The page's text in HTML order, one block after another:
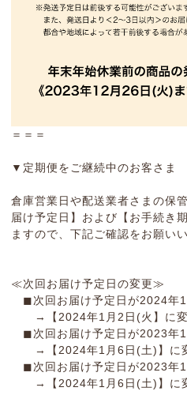
＝＝＝
▼定期便をご継続中のお客さま
倉庫営業日や配送業者さまの保
届け予定日】および【お手続き
ますので、下記ご確認をお願い
≪次回お届け予定日の変更≫
◼︎次回お届け予定日が2024年
→【2024年1月2日(火】に
◼︎次回お届け予定日が2023年
→【2024年1月6日(土)】に
◼︎次回お届け予定日が2023年
→【2024年1月6日(土)】に